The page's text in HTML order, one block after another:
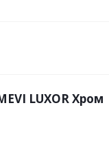
LUXOR Хром